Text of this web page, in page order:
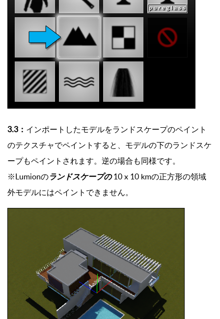
3.3： インポートしたモデルをランドスケープのペイント
のテクスチャでペイントすると、モデルの下のランドスケ
ープもペイントされます。逆の場合も同様です。
※Lumionのランドスケープの10 x 10 kmの正方形の領域
外モデルにはペイントできません。